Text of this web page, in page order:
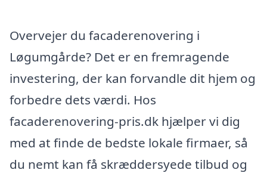
Overvejer du facaderenovering i
Løgumgårde? Det er en fremragende
investering, der kan forvandle dit hjem og
forbedre dets værdi. Hos
facaderenovering-pris.dk hjælper vi dig
med at finde de bedste lokale firmaer, så
du nemt kan få skræddersyede tilbud og